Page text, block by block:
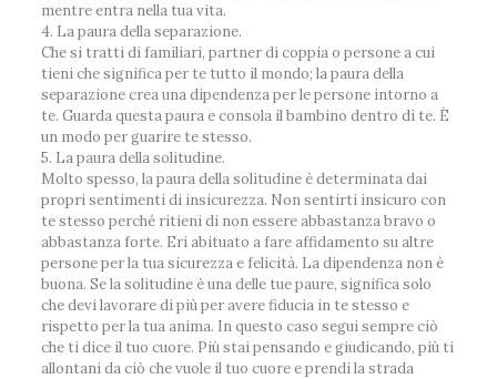
mentre entra nella tua vita.
4. La paura della separazione.
Che si tratti di familiari, partner di coppia o persone a cui
tieni che significa per te tutto il mondo; la paura della
separazione crea una dipendenza per le persone intorno a
te. Guarda questa paura e consola il bambino dentro di te. È
un modo per guarire te stesso.
5. La paura della solitudine.
Molto spesso, la paura della solitudine è determinata dai
propri sentimenti di insicurezza. Non sentirti insicuro con
te stesso perché ritieni di non essere abbastanza bravo o
abbastanza forte. Eri abituato a fare affidamento su altre
persone per la tua sicurezza e felicità. La dipendenza non è
buona. Se la solitudine è una delle tue paure, significa solo
che devi lavorare di più per avere fiducia in te stesso e
rispetto per la tua anima. In questo caso segui sempre ciò
che ti dice il tuo cuore. Più stai pensando e giudicando, più ti
allontani da ciò che vuole il tuo cuore e prendi la strada